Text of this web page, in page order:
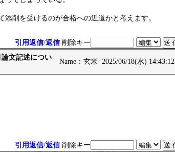
削を受けるのが合格への近道かと考えます。
引用返信/返信 削除キー
文記述につい
Name：玄米 2025/06/18(水) 14:43:12
引用返信/返信 削除キー